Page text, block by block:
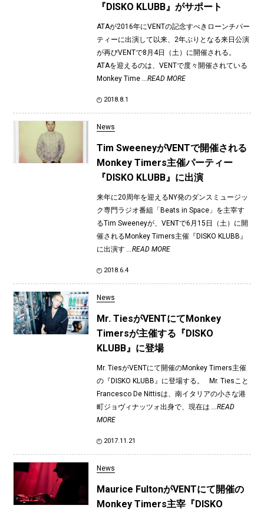
『DISKO KLUBB』がサポート
ATAが2016年にVENTの記念すべきローンチパー
ティーに出演して以来、2年ぶりとなる来日公演
が再びVENTで8月4日（土）に開催される。
ATAを迎えるのは、VENTで度々開催されている
Monkey Time
...READ MORE
2018.8.1
News
Tim SweeneyがVENTで開催される
Monkey Timers主催パーティー
『DISKO KLUBB』に出演
来年に20周年を迎えるNY発のダンスミュージッ
ク専門ラジオ番組「Beats in Space」を主宰す
るTim Sweeneyが、VENTで6月15日（土）に開
催されるMonkey Timers主催『DISKO KLUBB』
に出演す ...READ MORE
2018.6.4
News
Mr. TiesがVENTにてMonkey
Timersが主催する『DISKO
KLUBB』に登場
Mr. TiesがVENTにて開催のMonkey Timers主催
の『DISKO KLUBB』に登場する。 Mr. Tiesこと
Francesco De Nittisは、南イタリアの小さな港
町ジョヴィナッツォ出身で、現在は ...READ
MORE
2017.11.21
News
Maurice FultonがVENTにて開催の
Monkey Timers主宰『DISKO